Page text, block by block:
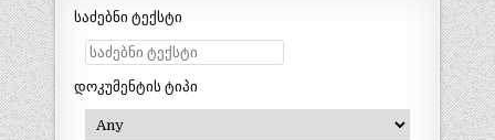
საძებნი ტექსტი
დოკუმენტის ტიპი